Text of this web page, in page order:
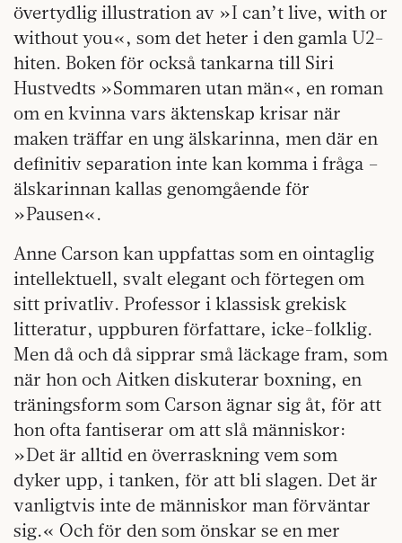
övertydlig illustration av »I can’t live, with or
without you«, som det heter i den gamla U2-
hiten. Boken för också tankarna till Siri
Hustvedts »Sommaren utan män«, en roman
om en kvinna vars äktenskap krisar när
maken träffar en ung älskarinna, men där en
definitiv separation inte kan komma i fråga –
älskarinnan kallas genomgående för
»Pausen«.
Anne Carson kan uppfattas som en ointaglig
intellektuell, svalt elegant och förtegen om
sitt privatliv. Professor i klassisk grekisk
litteratur, uppburen författare, icke-folklig.
Men då och då sipprar små läckage fram, som
när hon och Aitken diskuterar boxning, en
träningsform som Carson ägnar sig åt, för att
hon ofta fantiserar om att slå människor:
»Det är alltid en överraskning vem som
dyker upp, i tanken, för att bli slagen. Det är
vanligtvis inte de människor man förväntar
sig.« Och för den som önskar se en mer